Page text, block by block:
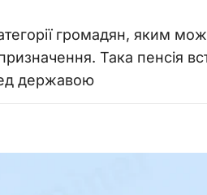
громадян, яким
Така пенсія
державою